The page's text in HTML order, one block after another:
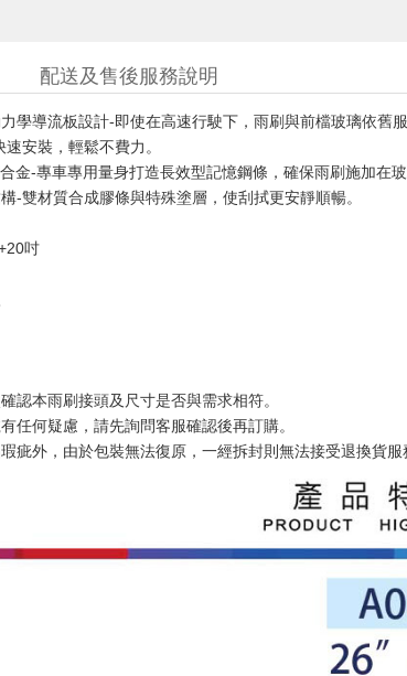
配送及售後服務說明
學導流板設計-即使在高速行駛下，雨刷與前檔玻璃依舊
安裝，輕鬆不費力。
金-專車專用量身打造長效型記憶鋼條，確保雨刷施加在
-雙材質合成膠條與特殊塗層，使刮拭更安靜順暢。
吋
認本雨刷接頭及尺寸是否與需求相符。
任何疑慮，請先詢問客服確認後再訂購。
疵外，由於包裝無法復原，一經拆封則無法接受退換貨服